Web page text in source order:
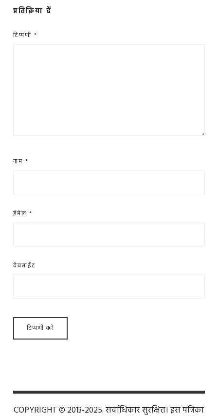
प्रतिक्रिया दें
टिप्पणी *
नाम *
ईमेल *
वेबसाईट
COPYRIGHT © 2013-2025. सर्वाधिकार सुरक्षित। इस पत्रिका